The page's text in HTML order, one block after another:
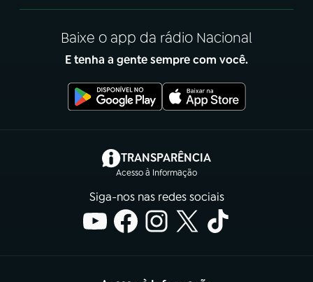
Baixe o app da rádio Nacional
E tenha a gente sempre com você.
TRANSPARÊNCIA
Acesso à Informação
(abre em nova aba)
Siga-nos nas redes sociais